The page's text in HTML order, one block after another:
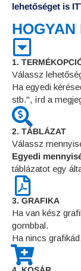
lehetőséget is
1.
Válassz
Ha egyedi
stb.", írd a
2. TÁBLÁZAT
Válassz
Egyedi
táblázatot egy
3. GRAFIKA
Ha van kész
gombbal.
Ha nincs